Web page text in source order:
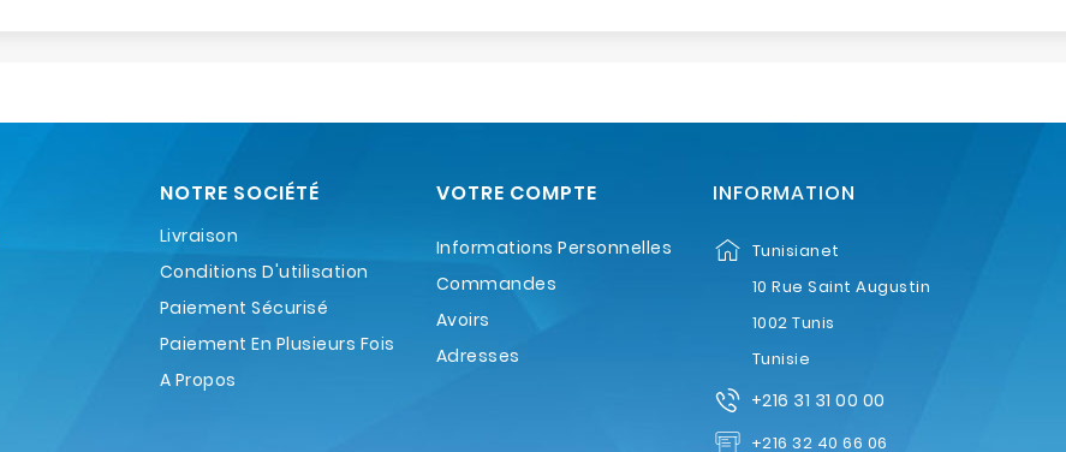
NOTRE SOCIÉTÉ
Livraison
Conditions D'utilisation
Paiement Sécurisé
Paiement En Plusieurs Fois
A Propos
VOTRE COMPTE
Informations Personnelles
Commandes
Avoirs
Adresses
INFORMATION
Tunisianet
10 Rue Saint Augustin
1002 Tunis
Tunisie
+216 31 31 00 00
+216 32 40 66 06